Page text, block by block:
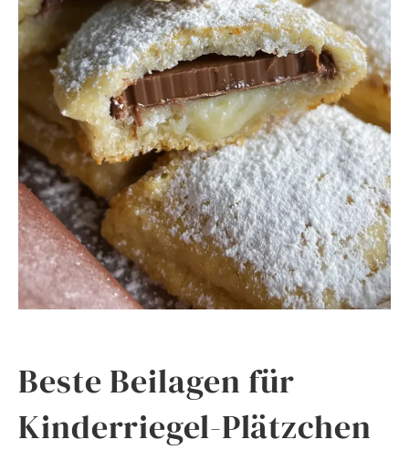
Beste Beilagen für
Kinderriegel-Plätzchen